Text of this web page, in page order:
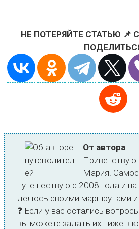
НЕ ПОТЕРЯЙТЕ СТАТЬЮ 📌
От автора
Мария.
путешествую с 2008 года и на
делюсь своими маршрутами и
❓ Если у вас остались
вы можете задать их ниже в